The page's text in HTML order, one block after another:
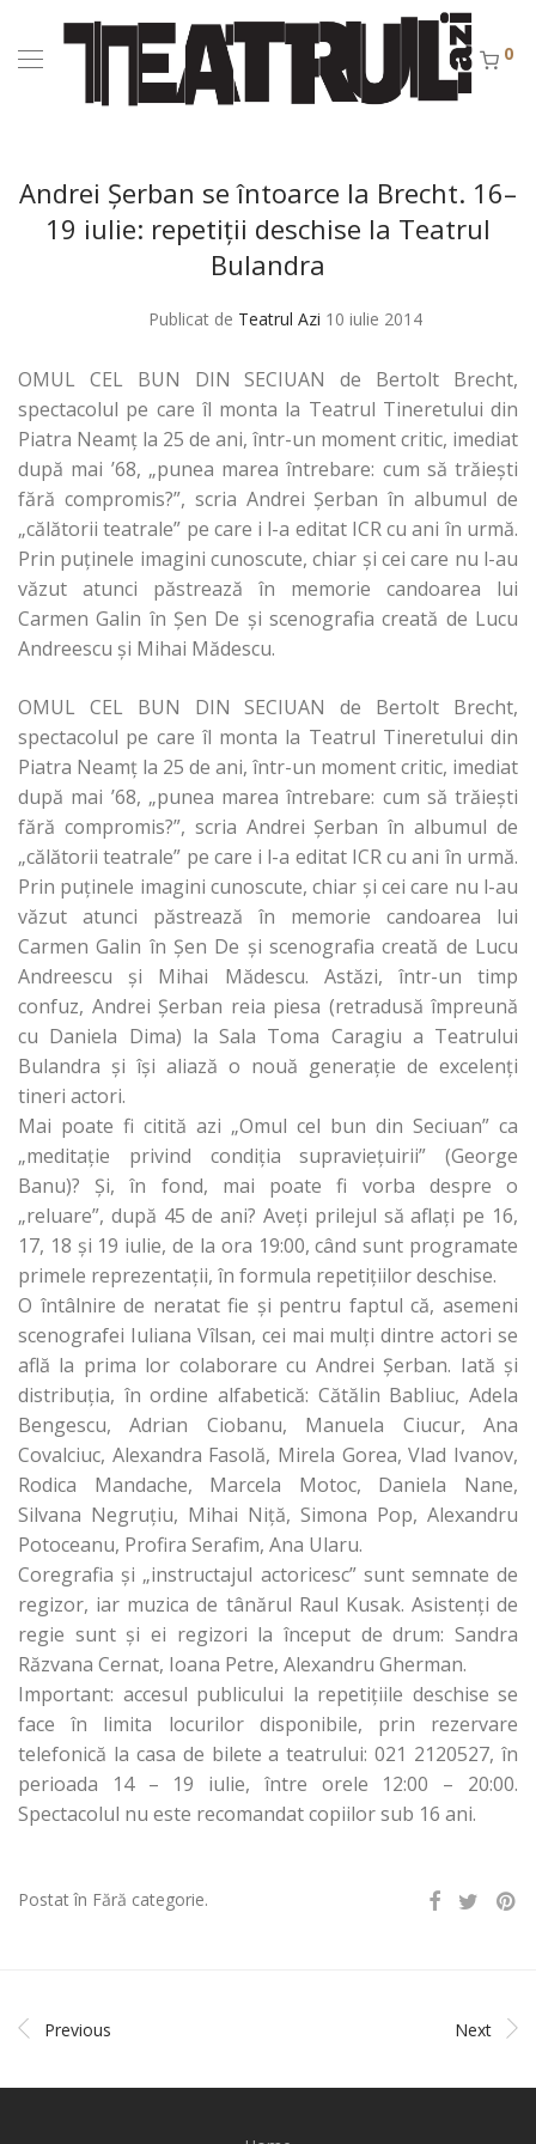
0
Andrei Șerban se întoarce la Brecht. 16–
19 iulie: repetiții deschise la Teatrul
Bulandra
Publicat de Teatrul Azi 10 iulie 2014
OMUL CEL BUN DIN SECIUAN de Bertolt Brecht,
spectacolul pe care îl monta la Teatrul Tineretului din
Piatra Neamț la 25 de ani, într-un moment critic, imediat
după mai ʼ68, „punea marea întrebare: cum să trăiești
fără compromis?”, scria Andrei Șerban în albumul de
„călătorii teatrale” pe care i l-a editat ICR cu ani în urmă.
Prin puținele imagini cunoscute, chiar și cei care nu l-au
văzut atunci păstrează în memorie candoarea lui
Carmen Galin în Șen De și scenografia creată de Lucu
Andreescu și Mihai Mădescu.
OMUL CEL BUN DIN SECIUAN de Bertolt Brecht,
spectacolul pe care îl monta la Teatrul Tineretului din
Piatra Neamț la 25 de ani, într-un moment critic, imediat
după mai ʼ68, „punea marea întrebare: cum să trăiești
fără compromis?”, scria Andrei Șerban în albumul de
„călătorii teatrale” pe care i l-a editat ICR cu ani în urmă.
Prin puținele imagini cunoscute, chiar și cei care nu l-au
văzut atunci păstrează în memorie candoarea lui
Carmen Galin în Șen De și scenografia creată de Lucu
Andreescu și Mihai Mădescu. Astăzi, într-un timp
confuz, Andrei Șerban reia piesa (retradusă împreună
cu Daniela Dima) la Sala Toma Caragiu a Teatrului
Bulandra și își aliază o nouă generație de excelenți
tineri actori.
Mai poate fi citită azi „Omul cel bun din Seciuan” ca
„meditație privind condiția supraviețuirii” (George
Banu)? Și, în fond, mai poate fi vorba despre o
„reluare”, după 45 de ani? Aveți prilejul să aflați pe 16,
17, 18 și 19 iulie, de la ora 19:00, când sunt programate
primele reprezentații, în formula repetițiilor deschise.
O întâlnire de neratat fie și pentru faptul că, asemeni
scenografei Iuliana Vîlsan, cei mai mulți dintre actori se
află la prima lor colaborare cu Andrei Șerban. Iată și
distribuția, în ordine alfabetică: Cătălin Babliuc, Adela
Bengescu, Adrian Ciobanu, Manuela Ciucur, Ana
Covalciuc, Alexandra Fasolă, Mirela Gorea, Vlad Ivanov,
Rodica Mandache, Marcela Motoc, Daniela Nane,
Silvana Negruţiu, Mihai Niţă, Simona Pop, Alexandru
Potoceanu, Profira Serafim, Ana Ularu.
Coregrafia și „instructajul actoricesc” sunt semnate de
regizor, iar muzica de tânărul Raul Kusak. Asistenţi de
regie sunt și ei regizori la început de drum: Sandra
Răzvana Cernat, Ioana Petre, Alexandru Gherman.
Important: accesul publicului la repetițiile deschise se
face în limita locurilor disponibile, prin rezervare
telefonică la casa de bilete a teatrului: 021 2120527, în
perioada 14 – 19 iulie, între orele 12:00 – 20:00.
Spectacolul nu este recomandat copiilor sub 16 ani.
Postat în Fără categorie.
Previous Next